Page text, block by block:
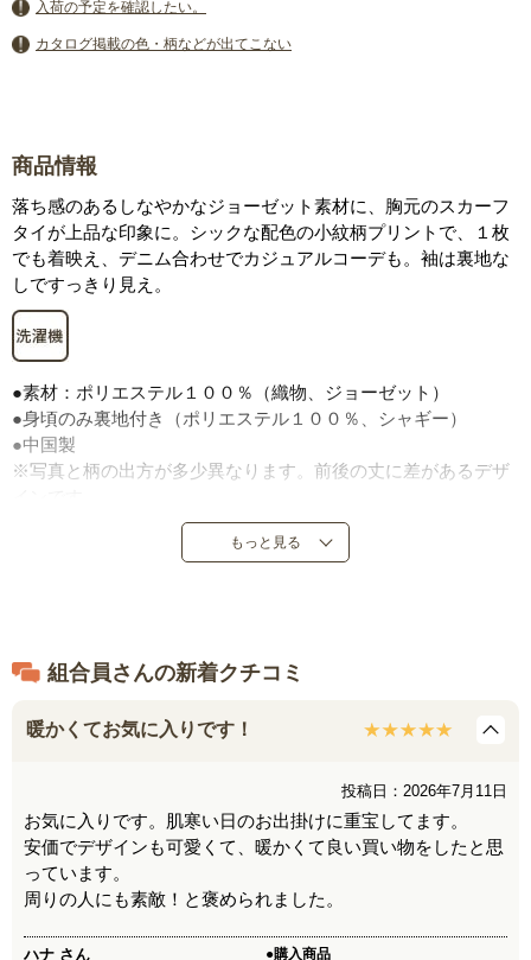
入荷の予定を確認したい。
カタログ掲載の色・柄などが出てこない
商品情報
落ち感のあるしなやかなジョーゼット素材に、胸元のスカーフ
タイが上品な印象に。シックな配色の小紋柄プリントで、１枚
でも着映え、デニム合わせでカジュアルコーデも。袖は裏地な
しですっきり見え。
●素材：ポリエステル１００％（織物、ジョーゼット）
●身頃のみ裏地付き（ポリエステル１００％、シャギー）
●中国製
※写真と柄の出方が多少異なります。前後の丈に差があるデザ
もっと見る
組合員さんの新着クチコミ
暖かくてお気に入りです！
投稿日：2026年7月11日
お気に入りです。肌寒い日のお出掛けに重宝してます。
安価でデザインも可愛くて、暖かくて良い買い物をしたと思
っています。
周りの人にも素敵！と褒められました。
ハナ さん
●購入商品